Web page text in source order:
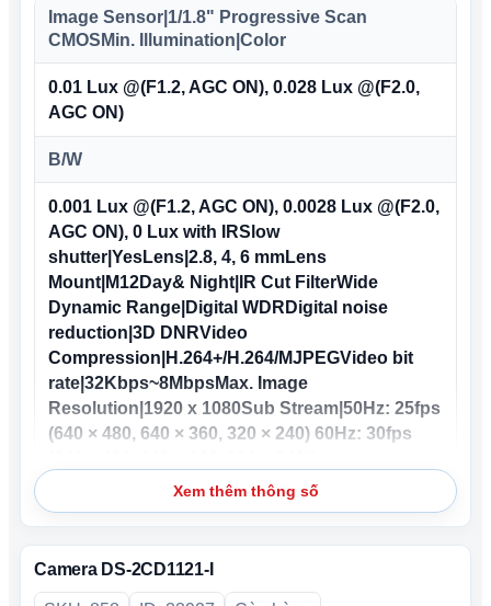
– Hỗ trợ Dual stream, Digital WDR (Wide
Dynamic Range), 3D DNR (Digital Noise
– Miễn phí 1 host chính hãng trọn đời sản phẩm.
– Hỗ trợ chuẩn IP67.
– Mobile monitoring via Hik-Connect.
– Nguồn cấp 12V DC hoặc PoE.
– Màu trắng.
– Vỏ nhựa.
–Xuất xứ:Trung Quốc.
–Hãng sản xuất:HIKVISION.
– Không bao gồm nguồn.
Image Sensor|1/1.8" Progressive Scan
CMOSMin. Illumination|Color
0.01 Lux @(F1.2, AGC ON), 0.028 Lux @(F2.0,
AGC ON)
B/W
0.001 Lux @(F1.2, AGC ON), 0.0028 Lux @(F2.0,
AGC ON), 0 Lux with IRSlow
shutter|YesLens|2.8, 4, 6 mmLens
Mount|M12Day& Night|IR Cut FilterWide
Dynamic Range|Digital WDRDigital noise
reduction|3D DNRVideo
Compression|H.264+/H.264/MJPEGVideo bit
rate|32Kbps~8MbpsMax. Image
Resolution|1920 x 1080Sub Stream|50Hz: 25fps
(640 × 480, 640 × 360, 320 × 240) 60Hz: 30fps
Enhancement|BLC, 3D DNRImage
Settings|Rotate Mode, Saturation, Brightness,
software or web browserDay/Night Switch|Day,
Xem thêm thông số
Camera DS-2CD1121-I